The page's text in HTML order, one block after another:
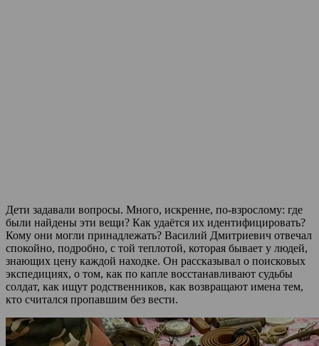
Дети задавали вопросы. Много, искренне, по-взрослому: где
были найдены эти вещи? Как удаётся их идентифицировать?
Кому они могли принадлежать? Василий Дмитриевич отвечал
спокойно, подробно, с той теплотой, которая бывает у людей,
знающих цену каждой находке. Он рассказывал о поисковых
экспедициях, о том, как по капле восстанавливают судьбы
солдат, как ищут родственников, как возвращают имена тем,
кто считался пропавшим без вести.